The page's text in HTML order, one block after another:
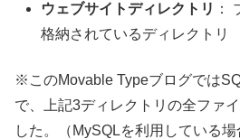
ウェブサイトディレクトリ ：
格納されているディレクトリ
※このMovable Typeブログでは
で、上記3ディレクトリの全ファ
した。（MySQLを利用している